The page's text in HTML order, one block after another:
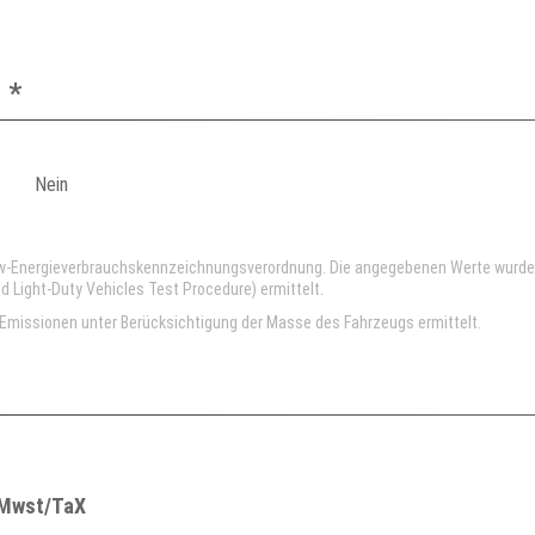
*
Nein
Die angegebenen Werte
Light-Duty Vehicles Test Procedure) ermittelt.
unter Berücksichtigung der Masse des Fahrzeugs ermittelt.
TaX